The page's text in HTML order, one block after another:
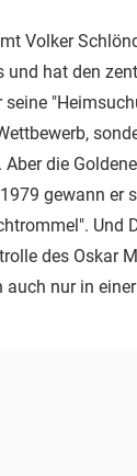
Volker
und hat den
Aber die
gewann er
Und
des Oskar
auch nur in